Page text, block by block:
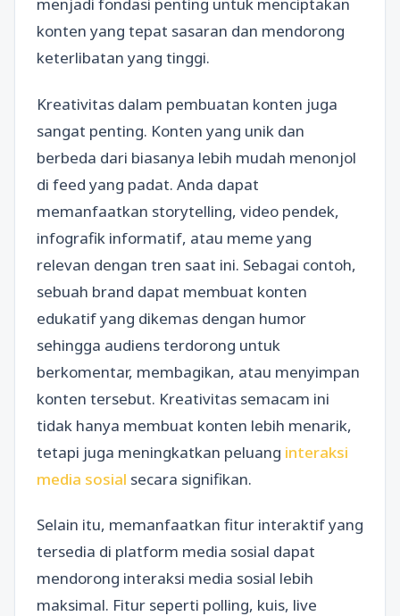
menjadi fondasi penting untuk menciptakan
konten yang tepat sasaran dan mendorong
keterlibatan yang tinggi.
Kreativitas dalam pembuatan konten juga
sangat penting. Konten yang unik dan
berbeda dari biasanya lebih mudah menonjol
di feed yang padat. Anda dapat
memanfaatkan storytelling, video pendek,
infografik informatif, atau meme yang
relevan dengan tren saat ini. Sebagai contoh,
sebuah brand dapat membuat konten
edukatif yang dikemas dengan humor
sehingga audiens terdorong untuk
berkomentar, membagikan, atau menyimpan
konten tersebut. Kreativitas semacam ini
tidak hanya membuat konten lebih menarik,
tetapi juga meningkatkan peluang interaksi
media sosial secara signifikan.
Selain itu, memanfaatkan fitur interaktif yang
tersedia di platform media sosial dapat
mendorong interaksi media sosial lebih
maksimal. Fitur seperti polling, kuis, live